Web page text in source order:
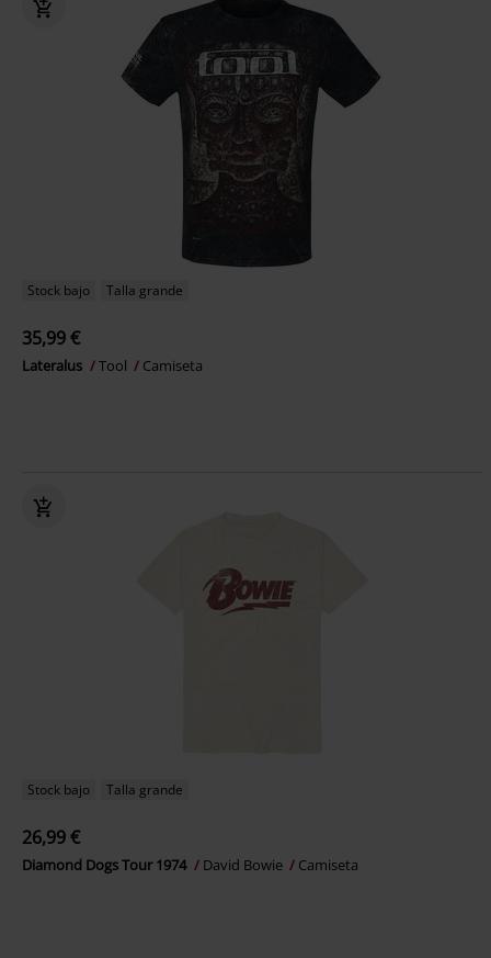
Stock bajo Talla grande
35,99 €
Lateralus Tool Camiseta
Stock bajo Talla grande
26,99 €
Diamond Dogs Tour 1974 David Bowie Camiseta